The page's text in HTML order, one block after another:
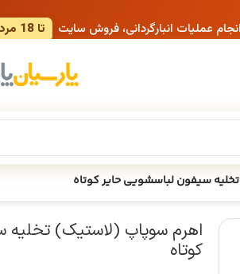
عملیات انبارگردانی، فروش سایت تا 18 مرداد
سیفون لباسشویی حایر کوتاه
اهرم سوپاپ (لاستیک) تخلیه
کوتاه